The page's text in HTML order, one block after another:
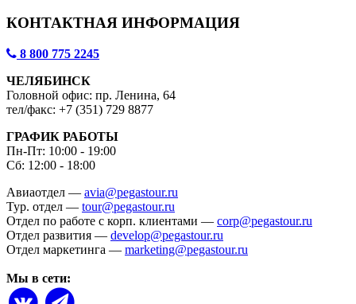
КОНТАКТНАЯ ИНФОРМАЦИЯ
8 800 775 2245
ЧЕЛЯБИНСК
Головной офис: пр. Ленина, 64
тел/факс: +7 (351) 729 8877
ГРАФИК РАБОТЫ
Пн-Пт: 10:00 - 19:00
Сб: 12:00 - 18:00
Авиаотдел — avia@pegastour.ru
Тур. отдел — tour@pegastour.ru
Отдел по работе с корп. клиентами — corp@pegastour.ru
Отдел развития — develop@pegastour.ru
Отдел маркетинга — marketing@pegastour.ru
Мы в сети: